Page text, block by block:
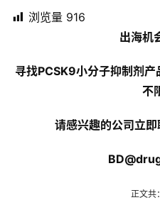
浏览量 916
出海机
寻找PCSK9小分子抑制剂
不
请感兴趣的公司立
正文共